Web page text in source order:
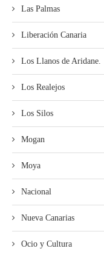
Las Palmas
Liberación Canaria
Los Llanos de Aridane.
Los Realejos
Los Silos
Mogan
Moya
Nacional
Nueva Canarias
Ocio y Cultura